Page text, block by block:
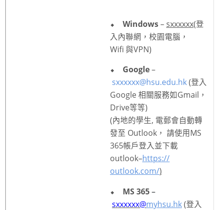
MKSL Innovation Lab & Multimedia Commons
Meeting and Conferencing Facilities
⬥ Windows– sxxxxxx(登
入內聯網， 校園電腦，
Wifi 與VPN)
⬥
Google–
sxxxxxx@hsu.edu.hk(登入
Google相關服務如Gmail ，
Drive等等)
(內地的學生, 電郵會自動轉
發至 Outlook ， 請使用MS
365帳戶登入並下載
outlook–https://
outlook.com/)
⬥
MS 365–
sxxxxxx@myhsu.hk(登入